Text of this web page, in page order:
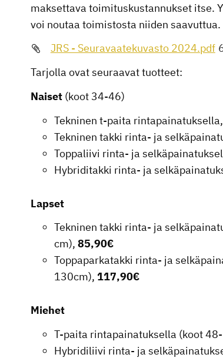
maksettava toimituskustannukset itse.
voi noutaa toimistosta niiden saavuttua.
JRS - Seuravaatekuvasto 2024.pdf
Tarjolla ovat seuraavat tuotteet:
Naiset (koot 34-46)
Tekninen t-paita
Tekninen takki rinta- ja
Toppaliivi rinta- ja
Hybriditakki rinta- ja
Lapset
Tekninen takki rinta- ja
cm), 85,90€
Toppaparkatakki rinta- ja
130cm), 117,90€
Miehet
T-paita rintapainatuksella (koot
Hybridiliivi rinta- ja